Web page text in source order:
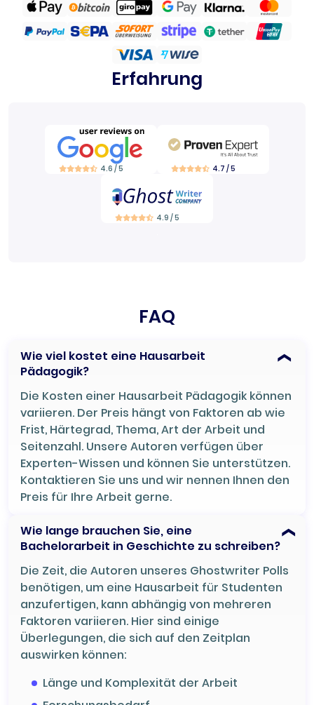
Erfahrung
4.6 / 5 4.7 / 5
4.9 / 5
FAQ
Wie viel kostet eine Hausarbeit
Pädagogik?
Die Kosten einer Hausarbeit Pädagogik können
variieren. Der Preis hängt von Faktoren ab wie
Frist, Härtegrad, Thema, Art der Arbeit und
Seitenzahl. Unsere Autoren verfügen über
Experten-Wissen und können Sie unterstützen.
Kontaktieren Sie uns und wir nennen Ihnen den
Preis für Ihre Arbeit gerne.
Wie lange brauchen Sie, eine
Bachelorarbeit in Geschichte zu schreiben?
Die Zeit, die Autoren unseres Ghostwriter Polls
benötigen, um eine Hausarbeit für Studenten
anzufertigen, kann abhängig von mehreren
Faktoren variieren. Hier sind einige
Überlegungen, die sich auf den Zeitplan
auswirken können:
Länge und Komplexität der Arbeit